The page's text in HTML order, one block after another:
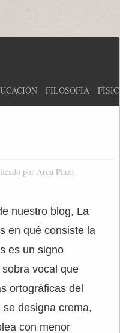
FILOSOFÍA
por Aroa Plaza
nuestro blog, La
en qué consiste la
es un signo
vocal que
ortográficas del
designa crema,
con menor